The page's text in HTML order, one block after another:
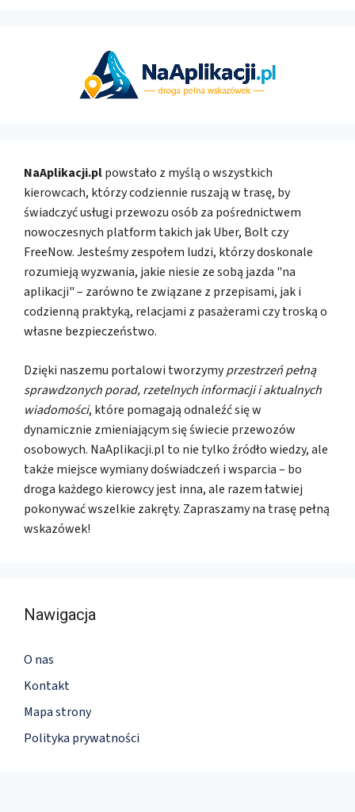
NaAplikacji.plpowstało z myślą o wszystkich
kierowcach, którzy codziennie ruszają w trasę, by
świadczyć usługi przewozu osób za pośrednictwem
nowoczesnych platform takich jak Uber, Bolt czy
FreeNow. Jesteśmy zespołem ludzi, którzy doskonale
rozumieją wyzwania, jakie niesie ze sobą jazda "na
aplikacji" – zarówno te związane z przepisami, jak i
codzienną praktyką, relacjami z pasażerami czy troską o
własne bezpieczeństwo.
Dzięki naszemu portalowi tworzymyprzestrzeń pełną
sprawdzonych porad, rzetelnych informacji i aktualnych
wiadomości, które pomagają odnaleźć się w
dynamicznie zmieniającym się świecie przewozów
osobowych. NaAplikacji.pl to nie tylko źródło wiedzy, ale
także miejsce wymiany doświadczeń i wsparcia – bo
droga każdego kierowcy jest inna, ale razem łatwiej
pokonywać wszelkie zakręty. Zapraszamy na trasę pełną
wskazówek!
Nawigacja
O nas
Kontakt
Mapa strony
Polityka prywatności